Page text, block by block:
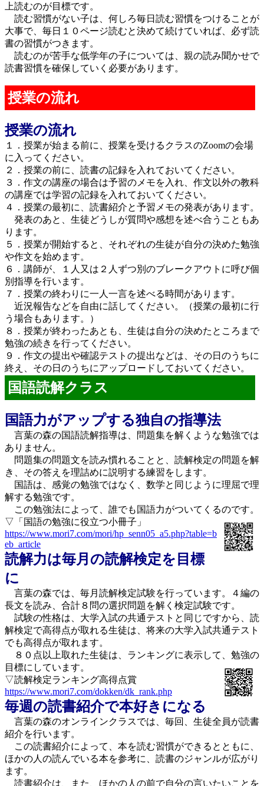
上読むのが目標です。
読む習慣がない子は、何しろ毎日読む習慣をつけることが
大事で、毎日１０ページ読むと決めて続けていれば、必ず読
書の習慣がつきます。
読むのが苦手な低学年の子については、親の読み聞かせで
読書習慣を確保していく必要があります。
授業の流れ
授業の流れ
１．授業が始まる前に、授業を受けるクラスのZoomの会場
に入ってください。
２．授業の前に、読書の記録を入れておいてください。
３．作文の講座の場合は予習のメモを入れ、作文以外の教科
の講座では学習の記録を入れておいてください。
４．授業の最初に、読書紹介と予習メモの発表があります。
発表のあと、生徒どうしが質問や感想を述べ合うこともあ
ります。
５．授業が開始すると、それぞれの生徒が自分の決めた勉強
や作文を始めます。
６．講師が、１人又は２人ずつ別のブレークアウトに呼び個
別指導を行います。
７．授業の終わりに一人一言を述べる時間があります。
近況報告などを自由に話してください。（授業の最初に行
う場合もあります。）
８．授業が終わったあとも、生徒は自分の決めたところまで
勉強の続きを行ってください。
９．作文の提出や確認テストの提出などは、その日のうちに
終え、その日のうちにアップロードしておいてください。
国語読解クラス
国語力がアップする独自の指導法
言葉の森の国語読解指導は、問題集を解くような勉強では
ありません。
問題集の問題文を読み慣れることと、読解検定の問題を解
き、その答えを理詰めに説明する練習をします。
国語は、感覚の勉強ではなく、数学と同じように理屈で理
解する勉強です。
この勉強法によって、誰でも国語力がついてくるのです。
▽「国語の勉強に役立つ小冊子」
https://www.mori7.com/mori/hp_senn05_a5.php?table=b
eb_article
読解力は毎月の読解検定を目標
に
言葉の森では、毎月読解検定試験を行っています。４編の
長文を読み、合計８問の選択問題を解く検定試験です。
試験の性格は、大学入試の共通テストと同じですから、読
解検定で高得点が取れる生徒は、将来の大学入試共通テスト
でも高得点が取れます。
８０点以上取れた生徒は、ランキングに表示して、勉強の
目標にしています。
▽読解検定ランキング高得点賞
https://www.mori7.com/dokken/dk_rank.php
毎週の読書紹介で本好きになる
言葉の森のオンラインクラスでは、毎回、生徒全員が読書
紹介を行います。
この読書紹介によって、本を読む習慣ができるとともに、
ほかの人の読んでいる本を参考に、読書のジャンルが広がり
ます。
読書紹介は、また、ほかの人の前で自分の言いたいことを